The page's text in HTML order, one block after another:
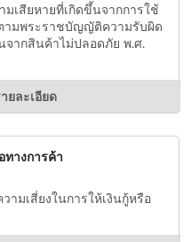
เสียหายที่เกิดขึ้นจากการใช้
ามพระราชบัญญัติความรับผิด
จากสินค้าไม่ปลอดภัย พ.ศ.
ยละเอียด
างการค้า
มเสี่ยงในการให้เงินกู้หรือ